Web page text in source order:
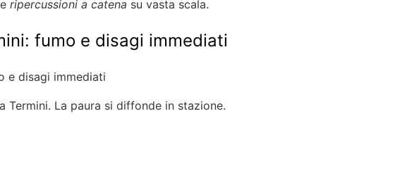
ripercussioni a catena su vasta scala.
fumo e disagi immediati
Termini. La paura si diffonde in stazione.